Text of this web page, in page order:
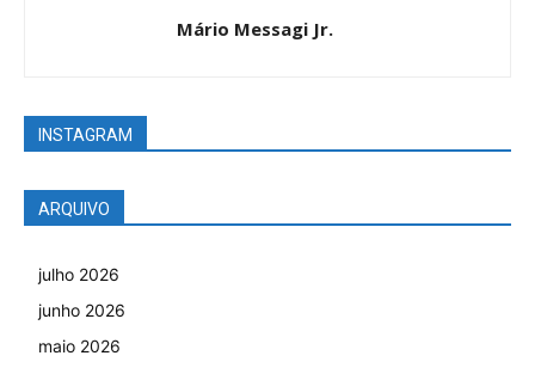
Mário Messagi Jr.
INSTAGRAM
ARQUIVO
julho 2026
junho 2026
maio 2026